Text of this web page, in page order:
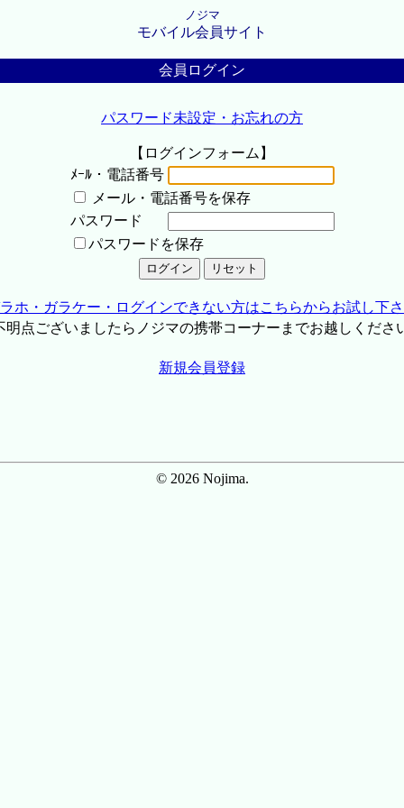
ノジマ
モバイル会員サイト
会員ログイン
パスワード未設定・お忘れの方
【ログインフォーム】
ﾒｰﾙ・電話番号
メール・電話番号を保存
パスワード
パスワードを保存
ホ・ガラケー・ログインできない方はこちらからお試し下
点ございましたらノジマの携帯コーナーまでお越しくださ
新規会員登録
© 2026 Nojima.